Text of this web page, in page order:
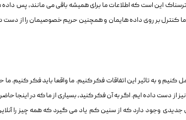
این است که اطلاعات ما برای همیشه باقی می مانند، پس
ما کنترل بر روی داده هایمان و همچنین حریم خصوصیمان را از دست
تأمل کنیم و به تاثیر این اتفاقات فکر کنیم. ما واقعا باید فکر کنیم. ما
دست داده ایم. اگر به آن فکر کنید، بسیاری از ما که در اینجا
وجود دارد که از سنین کم یاد می گیرد که همه چیز را